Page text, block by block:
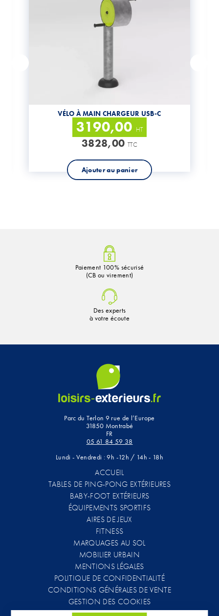
VÉLO À MAIN CHARGEUR USB-C
3190,00 HT
3828,00 TTC
Ajouter au panier
Paiement 100% sécurisé
(CB ou virement)
Des experts
à votre écoute
Parc du Terlon 9 rue de l’Europe
31850 Montrabé
FR
05 61 84 59 38
Lundi - Vendredi : 9h -12h / 14h - 18h
ACCUEIL
TABLES DE PING-PONG EXTÉRIEURES
BABY-FOOT EXTÉRIEURS
ÉQUIPEMENTS SPORTIFS
AIRES DE JEUX
FITNESS
MARQUAGES AU SOL
MOBILIER URBAIN
MENTIONS LÉGALES
POLITIQUE DE CONFIDENTIALITÉ
CONDITIONS GÉNÉRALES DE VENTE
GESTION DES COOKIES